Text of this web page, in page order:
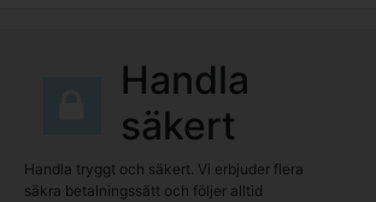
Handla
säkert
Handla tryggt och säkert. Vi erbjuder flera
säkra betalningssätt och följer alltid